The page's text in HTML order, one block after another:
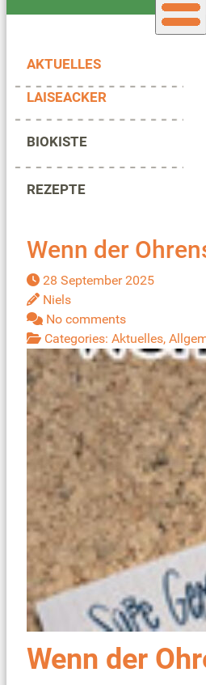
AKTUELLES
LAISEACKER
BIOKISTE
REZEPTE
Wenn der
28 September 2025
Niels
No comments
Categories: Aktuelles,
Wenn der